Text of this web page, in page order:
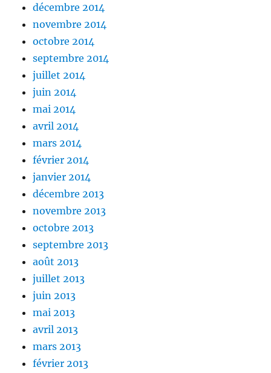
décembre 2014
novembre 2014
octobre 2014
septembre 2014
juillet 2014
juin 2014
mai 2014
avril 2014
mars 2014
février 2014
janvier 2014
décembre 2013
novembre 2013
octobre 2013
septembre 2013
août 2013
juillet 2013
juin 2013
mai 2013
avril 2013
mars 2013
février 2013